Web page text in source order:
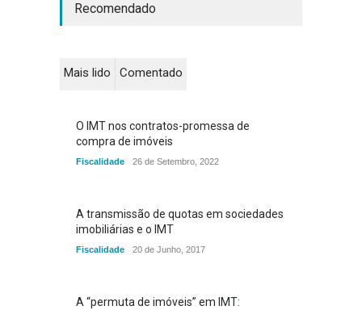
Recomendado
Mais lido Comentado
O IMT nos contratos-promessa de
compra de imóveis
Fiscalidade 26 de Setembro, 2022
A transmissão de quotas em sociedades
imobiliárias e o IMT
Fiscalidade 20 de Junho, 2017
A “permuta de imóveis” em IMT: